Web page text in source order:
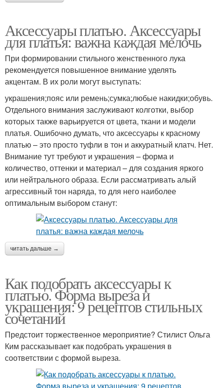
Аксессуары платью. Аксессуары
для платья: важна каждая мелочь
При формировании стильного женственного лука
рекомендуется повышенное внимание уделять
акцентам. В их роли могут выступать:
украшения;пояс или ремень;сумка;любые накидки;обувь.
Отдельного внимания заслуживают колготки, выбор
которых также варьируется от цвета, ткани и модели
платья. Ошибочно думать, что аксессуары к красному
платью – это просто туфли в тон и аккуратный клатч. Нет.
Внимание тут требуют и украшения – форма и
количество, оттенки и материал – для создания яркого
или нейтрального образа. Если рассматривать алый
агрессивный тон наряда, то для него наиболее
оптимальным выбором станут:
читать дальше →
Как подобрать аксессуары к
платью. Форма выреза и
украшения: 9 рецептов стильных
сочетаний
Предстоит торжественное мероприятие? Стилист Ольга
Ким рассказывает как подобрать украшения в
соответствии с формой выреза.